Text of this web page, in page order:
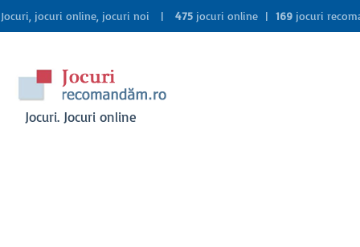
Jocuri, jocuri online, jocuri noi | 475jocuri online | 169jocuri
Jocuri. Jocuri online